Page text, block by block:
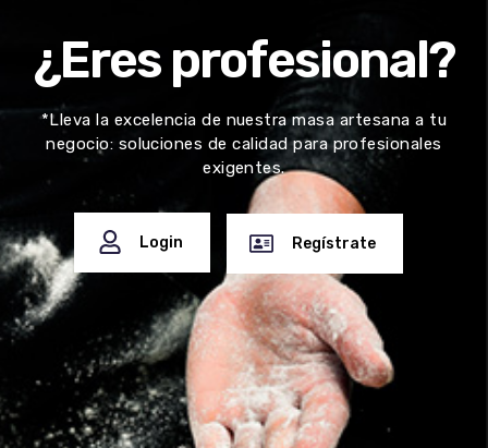
¿Eres profesional?
*Lleva la excelencia de nuestra masa artesana a tu
negocio: soluciones de calidad para profesionales
exigentes.
Login Regístrate